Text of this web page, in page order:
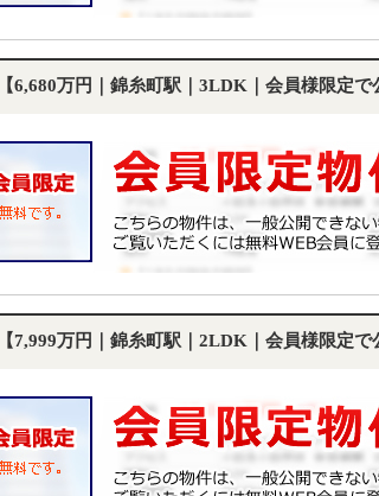
【6,680万円｜錦糸町駅｜3LDK｜会員様限定で
【7,999万円｜錦糸町駅｜2LDK｜会員様限定で